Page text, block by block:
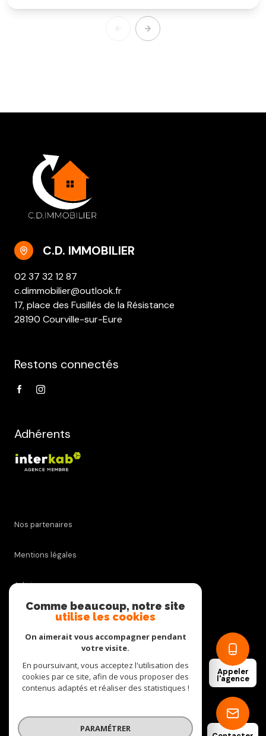
Appeler
l'agence
C.D. IMMOBILIER
02 37 32 12 87
c.dimmobilier@outlook.fr
17, place des Fusillés de la Résistance
28190 Courville-sur-Eure
Restons connectés
Adhérents
Nos partenaires
Mentions légales
Admin
Nos honoraires
Cookies
© 2026 | Tous droits réservés
Comme beaucoup, notre site
utilise les cookies
On aimerait vous accompagner pendant
votre visite.
En poursuivant, vous acceptez l'utilisation des
cookies par ce site, afin de vous proposer des
contenus adaptés et réaliser des statistiques !
PARAMÉTRER